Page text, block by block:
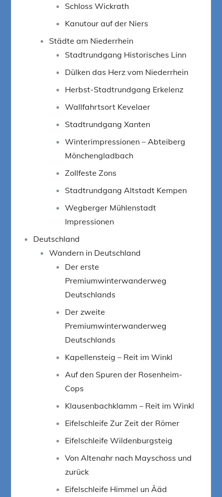
Schloss Wickrath
Kanutour auf der Niers
Städte am Niederrhein
Stadtrundgang Historisches Linn
Dülken das Herz vom Niederrhein
Herbst-Stadtrundgang Erkelenz
Wallfahrtsort Kevelaer
Stadtrundgang Xanten
Winterimpressionen – Abteiberg
Mönchengladbach
Zollfeste Zons
Stadtrundgang Altstadt Kempen
Wegberger Mühlenstadt
Impressionen
Deutschland
Wandern in Deutschland
Der erste
Premiumwinterwanderweg
Deutschlands
Der zweite
Premiumwinterwanderweg
Deutschlands
Kapellensteig – Reit im Winkl
Auf den Spuren der Rosenheim-
Cops
Klausenbachklamm – Reit im Winkl
Eifelschleife Zur Zeit der Römer
Eifelschleife Wildenburgsteig
Von Altenahr nach Mayschoss und
zurück
Eifelschleife Himmel un Ääd